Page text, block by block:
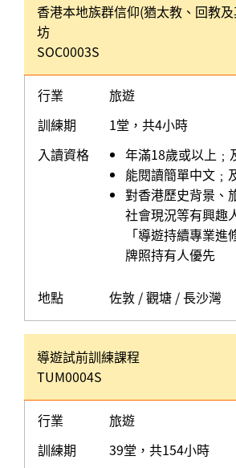
香港本地族群信仰(猶太教、回教
坊
SOC0003S
行業
旅遊
訓練期
1堂，共4小時
入讀資格
年滿18歲或以上﹔
能閱讀簡單中文﹔
對香港歷史背景、
社會現況等有興趣
「導遊持續專業
牌照持有人優先
地點 佐敦 / 觀塘 / 長沙灣
導遊試前訓練課程
TUM0004S
行業
旅遊
訓練期
39堂，共154小時